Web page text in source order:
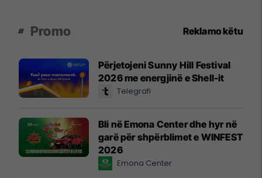
Promo Reklamo këtu
Përjetojeni Sunny Hill Festival
2026 me energjinë e Shell-it
Telegrafi
Bli në Emona Center dhe hyr në
garë për shpërblimet e WINFEST
2026
Emona Center